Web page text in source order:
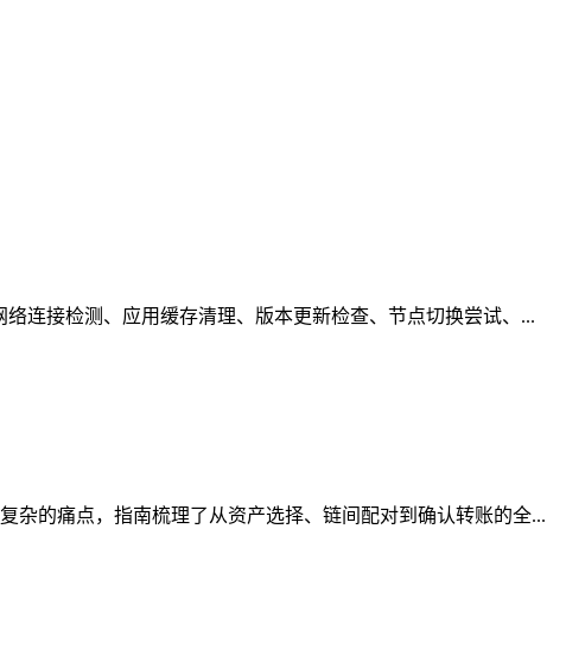
连接检测、应用缓存清理、版本更新检查、节点切换尝试、...
杂的痛点，指南梳理了从资产选择、链间配对到确认转账的全...